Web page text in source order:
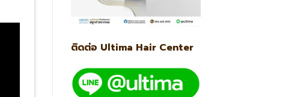
ติดต่อ Ultima Hair Center